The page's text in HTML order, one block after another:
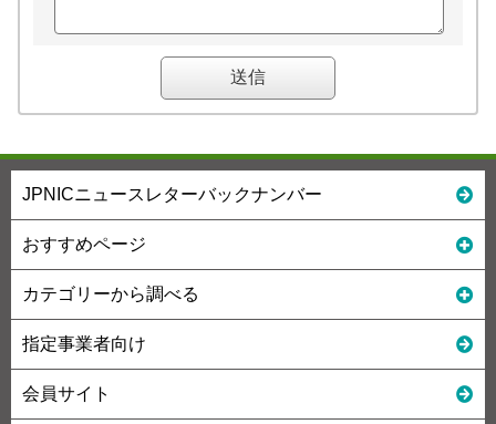
JPNICニュースレターバックナンバー
おすすめページ
カテゴリーから調べる
指定事業者向け
会員サイト